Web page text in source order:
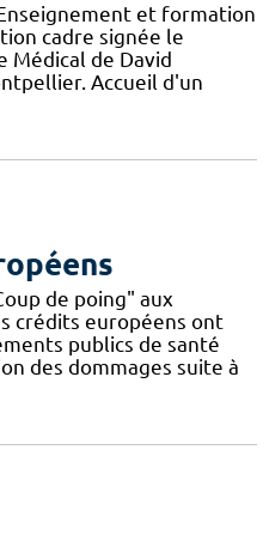
Enseignement et formation
cadre signée le
de David
Accueil d'un
de poing" aux
crédits européens ont
publics de santé
des dommages suite à